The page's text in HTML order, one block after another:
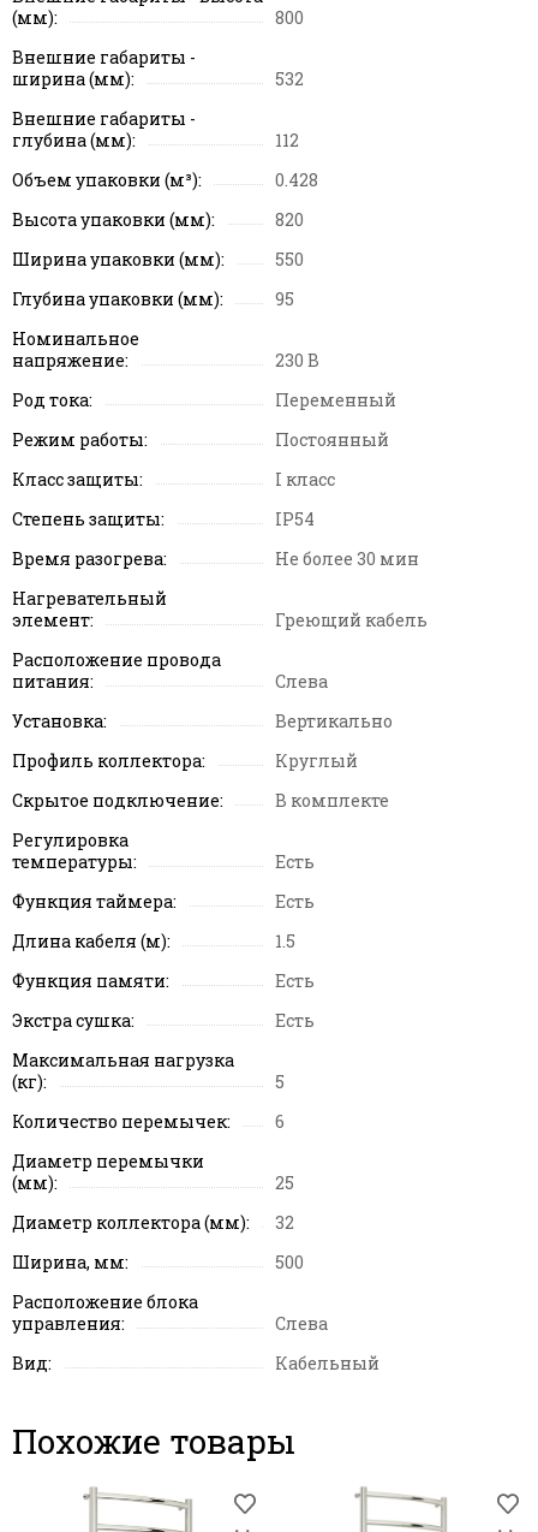
(мм):
800
Внешние габариты -
ширина (мм):
532
Внешние габариты -
глубина (мм):
112
Объем упаковки (м³):
0.428
Высота упаковки (мм):
820
Ширина упаковки (мм):
550
Глубина упаковки (мм):
95
Номинальное
напряжение:
230 В
Род тока:
Переменный
Режим работы:
Постоянный
Класс защиты:
I класс
Степень защиты:
IP54
Время разогрева:
Не более 30 мин
Нагревательный
элемент:
Греющий кабель
Расположение провода
питания:
Слева
Установка:
Вертикально
Профиль коллектора:
Круглый
Скрытое подключение:
В комплекте
Регулировка
температуры:
Есть
Функция таймера:
Есть
Длина кабеля (м):
1.5
Функция памяти:
Есть
Экстра сушка:
Есть
Максимальная нагрузка
(кг):
5
Количество перемычек:
6
Диаметр перемычки
(мм):
25
Диаметр коллектора (мм):
32
Ширина, мм:
500
Расположение блока
управления:
Слева
Вид:
Кабельный
Похожие товары